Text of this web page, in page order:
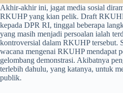
Akhir-akhir ini, jagat media sosial
RKUHP yang kian pelik. Draft
kepada DPR RI, tinggal beberapa
yang masih menjadi persoalan ialah
kontroversial dalam RKUHP tersebut.
wacana mengenai RKUHP mendapat
gelombang demonstrasi. Akibatnya
terlebih dahulu, yang katanya, untuk
publik.